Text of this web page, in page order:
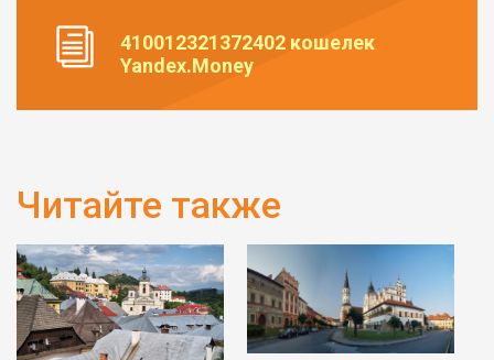
410012321372402 кошелек
Yandex.Money
Читайте также